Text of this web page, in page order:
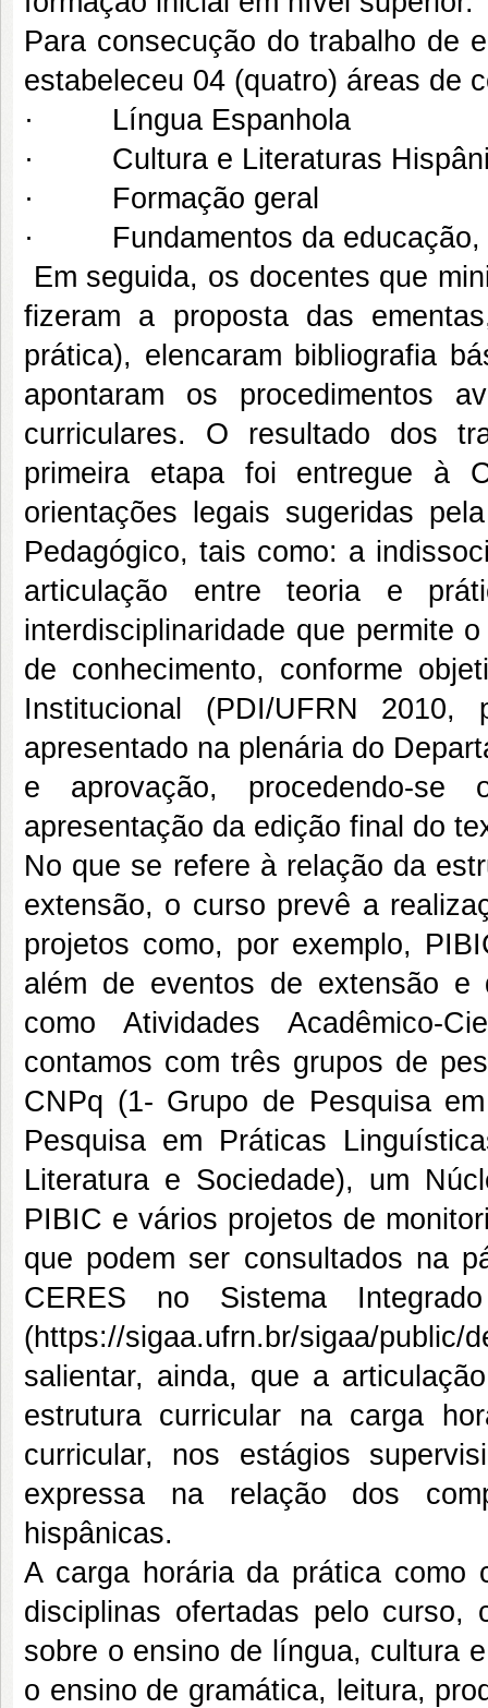
Para consecução do trabalho de
estabeleceu 04 (quatro) áreas de
· Língua Espanhola
· Cultura e Literaturas
· Formação geral
· Fundamentos da educação,
Em seguida, os docentes que
fizeram a proposta das
prática), elencaram bibliografia
apontaram os procedimentos
curriculares. O resultado dos
primeira etapa foi entregue à
orientações legais sugeridas
Pedagógico, tais como: a
articulação entre teoria e
interdisciplinaridade que permite
de conhecimento, conforme
Institucional (PDI/UFRN
apresentado na plenária do
e aprovação, procedendo-
apresentação da edição final do
No que se refere à relação da
extensão, o curso prevê a
projetos como, por exemplo,
além de eventos de extensão e
como Atividades Acadêmico-
contamos com três grupos de
CNPq (1- Grupo de Pesquisa
Pesquisa em Práticas
Literatura e Sociedade), um
PIBIC e vários projetos de
que podem ser consultados na
CERES no Sistema
(https://sigaa.ufrn.br/sigaa/public/
salientar, ainda, que a
estrutura curricular na carga
curricular, nos estágios
expressa na relação dos
hispânicas.
A carga horária da prática como
disciplinas ofertadas pelo curso,
sobre o ensino de língua, cultura
o ensino de gramática, leitura,